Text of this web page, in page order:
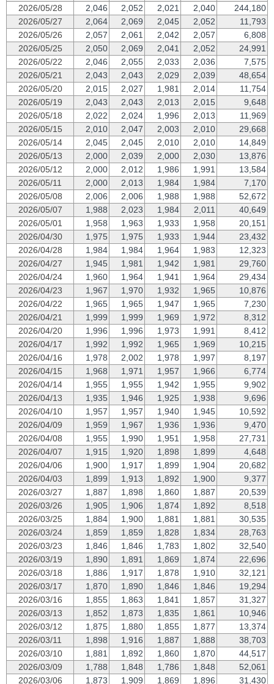
2026/05/28
2,046 2,052 2,021 2,040
244,180
2026/05/27
2,064 2,069 2,045 2,052
11,793
2026/05/26
2,057 2,061 2,042 2,057
6,808
2026/05/25
2,050 2,069 2,041 2,052
24,991
2026/05/22
2,046 2,055 2,033 2,036
7,575
2026/05/21
2,043 2,043 2,029 2,039
48,654
2026/05/20
2,015 2,027 1,981 2,014
11,754
2026/05/19
2,043 2,043 2,013 2,015
9,648
2026/05/18
2,022 2,024 1,996 2,013
11,969
2026/05/15
2,010 2,047 2,003 2,010
29,668
2026/05/14
2,045 2,045 2,010 2,010
14,849
2026/05/13
2,000 2,039 2,000 2,030
13,876
2026/05/12
2,000 2,012 1,986 1,991
13,584
2026/05/11
2,000 2,013 1,984 1,984
7,170
2026/05/08
2,006 2,006 1,988 1,988
52,672
2026/05/07
1,988 2,023 1,984 2,011
40,649
2026/05/01
1,958 1,963 1,933 1,958
20,151
2026/04/30
1,975 1,975 1,933 1,944
23,432
2026/04/28
1,984 1,984 1,964 1,983
12,323
2026/04/27
1,945 1,981 1,942 1,981
29,760
2026/04/24
1,960 1,964 1,941 1,964
29,434
2026/04/23
1,967 1,970 1,932 1,965
10,876
2026/04/22
1,965 1,965 1,947 1,965
7,230
2026/04/21
1,999 1,999 1,969 1,972
8,312
2026/04/20
1,996 1,996 1,973 1,991
8,412
2026/04/17
1,992 1,992 1,965 1,969
10,215
2026/04/16
1,978 2,002 1,978 1,997
8,197
2026/04/15
1,968 1,971 1,957 1,966
6,774
2026/04/14
1,955 1,955 1,942 1,955
9,902
2026/04/13
1,935 1,946 1,925 1,938
9,696
2026/04/10
1,957 1,957 1,940 1,945
10,592
2026/04/09
1,959 1,967 1,936 1,936
9,470
2026/04/08
1,955 1,990 1,951 1,958
27,731
2026/04/07
1,915 1,920 1,898 1,899
4,648
2026/04/06
1,900 1,917 1,899 1,904
20,682
2026/04/03
1,899 1,913 1,892 1,900
9,377
2026/03/27
1,887 1,898 1,860 1,887
20,539
2026/03/26
1,905 1,906 1,874 1,892
8,518
2026/03/25
1,884 1,900 1,881 1,881
30,535
2026/03/24
1,859 1,859 1,828 1,834
28,763
2026/03/23
1,846 1,846 1,783 1,802
32,540
2026/03/19
1,890 1,891 1,869 1,874
22,696
2026/03/18
1,886 1,917 1,878 1,910
32,121
2026/03/17
1,870 1,890 1,846 1,846
19,294
2026/03/16
1,855 1,863 1,841 1,857
31,327
2026/03/13
1,852 1,873 1,835 1,861
10,946
2026/03/12
1,875 1,880 1,855 1,877
13,374
2026/03/11
1,898 1,916 1,887 1,888
38,703
2026/03/10
1,881 1,892 1,860 1,870
44,517
2026/03/09
1,788 1,848 1,786 1,848
52,061
2026/03/06
1,873 1,909 1,869 1,896 31,430